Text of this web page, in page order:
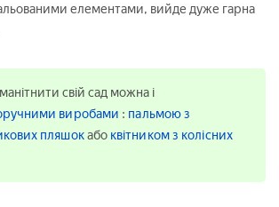
елементами, вийде дуже гарна
свій сад можна і
виробами : пальмою з
пляшокабо квітником з колісних